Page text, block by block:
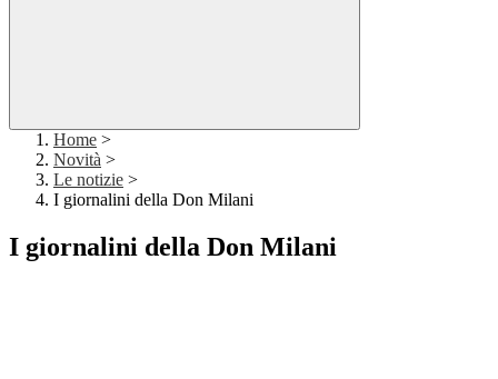
Home >
Novità >
Le notizie >
I giornalini della Don Milani
I giornalini della Don Milani